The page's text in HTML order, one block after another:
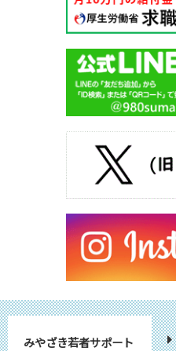
みやざき若者サポート